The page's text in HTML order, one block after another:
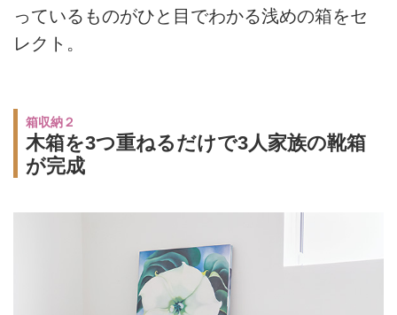
っているものがひと目でわかる浅めの箱をセ
レクト。
箱収納２
木箱を3つ重ねるだけで3人家族の靴箱
が完成